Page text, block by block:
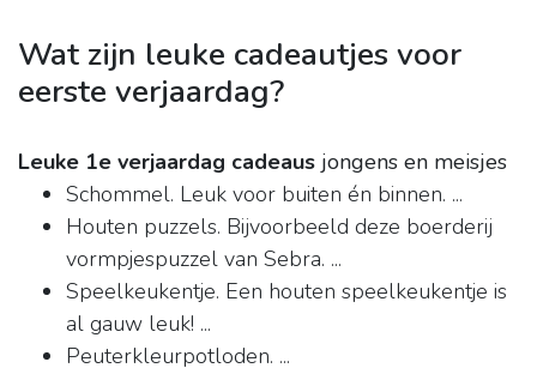
Wat zijn leuke cadeautjes voor
eerste verjaardag?
Leuke 1e verjaardag cadeaus jongens en meisjes
Schommel. Leuk voor buiten én binnen. ...
Houten puzzels. Bijvoorbeeld deze boerderij
vormpjespuzzel van Sebra. ...
Speelkeukentje. Een houten speelkeukentje is
al gauw leuk! ...
Peuterkleurpotloden. ...